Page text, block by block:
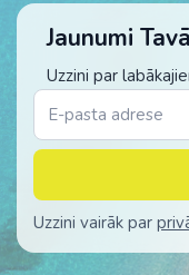
Jaunumi
Uzzini par
Uzzini vairāk par